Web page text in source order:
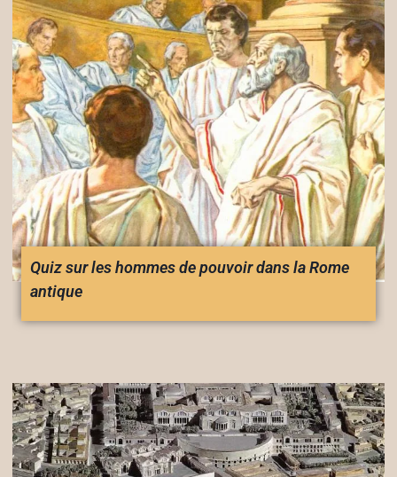
Quiz sur les hommes de pouvoir dans la Rome
antique